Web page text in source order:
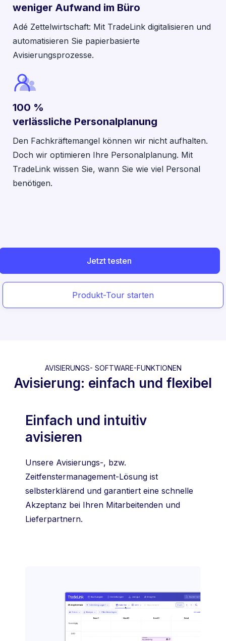
weniger Aufwand im Büro
Adé Zettelwirtschaft: Mit TradeLink digitalisieren und
automatisieren Sie papierbasierte
Avisierungsprozesse.
100 %
verlässliche Personalplanung
Den Fachkräftemangel können wir nicht aufhalten.
Doch wir optimieren Ihre Personalplanung. Mit
TradeLink wissen Sie, wann Sie wie viel Personal
benötigen.
Jetzt testen
Produkt-Tour starten
AVISIERUNGS- SOFTWARE-FUNKTIONEN
Avisierung: einfach und flexibel
Einfach und intuitiv
avisieren
Unsere Avisierungs-, bzw.
Zeitfenstermanagement-Lösung ist
selbsterklärend und garantiert eine schnelle
Akzeptanz bei Ihren Mitarbeitenden und
Lieferpartnern.